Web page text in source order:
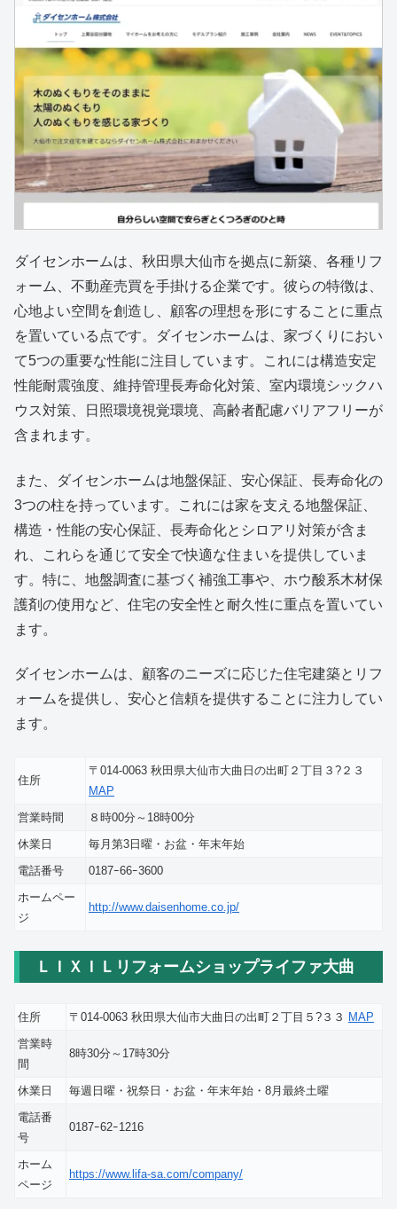
ダイセンホームは、秋田県大仙市を拠点に新築、各種リフ
ォーム、不動産売買を手掛ける企業です。彼らの特徴は、
心地よい空間を創造し、顧客の理想を形にすることに重点
を置いている点です。ダイセンホームは、家づくりにおい
て5つの重要な性能に注目しています。これには構造安定
性能耐震強度、維持管理長寿命化対策、室内環境シックハ
ウス対策、日照環境視覚環境、高齢者配慮バリアフリーが
含まれます。
また、ダイセンホームは地盤保証、安心保証、長寿命化の
3つの柱を持っています。これには家を支える地盤保証、
構造・性能の安心保証、長寿命化とシロアリ対策が含ま
れ、これらを通じて安全で快適な住まいを提供していま
す。特に、地盤調査に基づく補強工事や、ホウ酸系木材保
護剤の使用など、住宅の安全性と耐久性に重点を置いてい
ます。
ダイセンホームは、顧客のニーズに応じた住宅建築とリフ
ォームを提供し、安心と信頼を提供することに注力してい
ます。
住所
〒014-0063 秋田県大仙市大曲日の出町２丁目３?２３
MAP
営業時間
８時00分～18時00分
休業日
毎月第3日曜・お盆・年末年始
電話番号
0187ｰ66ｰ3600
ホームペー
ジ
http://www.daisenhome.co.jp/
ＬＩＸＩＬリフォームショップライファ大曲
住所 〒014-0063 秋田県大仙市大曲日の出町２丁目５?３３ MAP
営業時
間
8時30分～17時30分
休業日
毎週日曜・祝祭日・お盆・年末年始・8月最終土曜
電話番
号
0187ｰ62ｰ1216
ホーム
ページ
https://www.lifa-sa.com/company/